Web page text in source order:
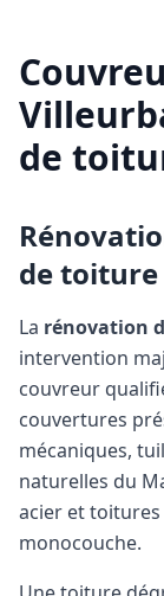
de
de toiture
La rénovation
intervention
couvreur
couvertures
mécaniques,
naturelles du
acier et
monocouche.